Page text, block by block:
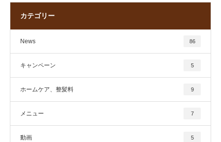
カテゴリー
News 86
キャンペーン 5
ホームケア、整髪料 9
メニュー 7
動画 5